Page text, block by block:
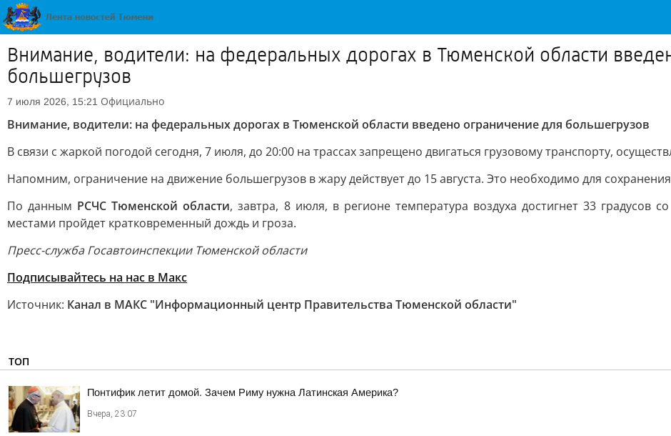
Внимание, водители: на федеральных дорогах в Тюменской области
большегрузов
7 июля 2026, 15:21 Официально
Внимание, водители: на федеральных дорогах в Тюменской области введено ограничение для большегрузов
В связи с жаркой погодой сегодня, 7 июля, до 20:00 на трассах запрещено двигаться грузовому транспорту,
Напомним, ограничение на движение большегрузов в жару действует до 15 августа. Это необходимо для
По данным РСЧС Тюменской области, завтра, 8 июля, в регионе температура воздуха достигнет 33 градусов
местами пройдет кратковременный дождь и гроза.
Пресс-служба Госавтоинспекции Тюменской области
Подписывайтесь на нас в Макс
Источник: Канал в МАКС "Информационный центр Правительства Тюменской области"
ТОП
Понтифик летит домой. Зачем Риму нужна Латинская Америка?
Вчера, 23:07